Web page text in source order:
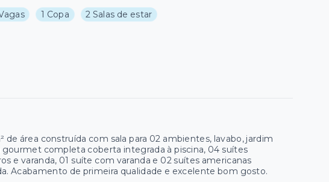
1 Copa 2 Salas de estar
área construída com sala para 02 ambientes, lavabo, jardim
completa coberta integrada à piscina, 04 suítes
e varanda, 01 suíte com varanda e 02 suítes americanas
Acabamento de primeira qualidade e excelente bom gosto.